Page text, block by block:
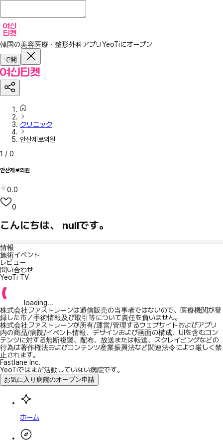
韓国の美容医療・整形外科アプリYeoTiにオープン
で開
クリニック
안산제로의원
1 / 0
안산제로의원
0.0
0
こんにちは、 nullです。
情報
施術イベント
レビュー
問い合わせ
YeoTi TV
loading...
株式会社ファストレーンは通信販売の当事者ではないので、医療機関が登
録した市／手術情報及び取引等について責任を負いません。
株式会社ファストレーンが所有/運営/管理するウェブサイトおよびアプリ
内の商品/病院/イベント情報、デザインおよび画面の構成、UIを含むコン
テンツに対する無断複製、配布、放送または転送、スクレイピングなどの
行為は著作権法およびコンテンツ産業振興法など関連法令により厳しく禁
止されます。
Fastlane Inc.
YeoTiではまだ活動していない病院です。
お気に入り病院のオープン申請
ホーム